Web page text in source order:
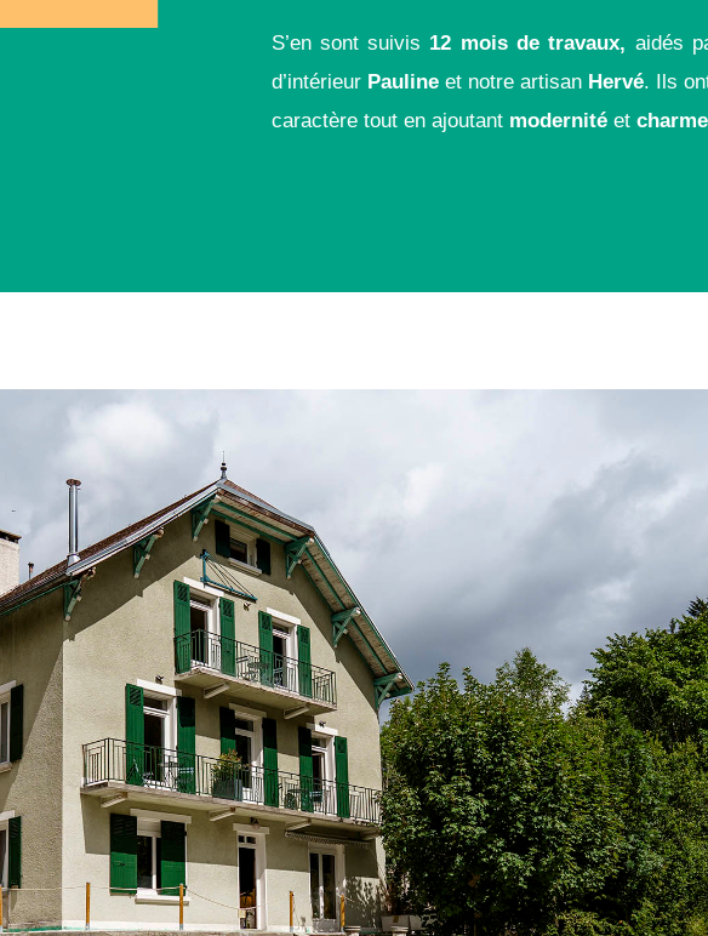
S’en sont suivis 12 mois de travaux, aidés
d’intérieur Paulineet notre artisan Hervé. Ils
caractère tout en ajoutant modernitéet charme